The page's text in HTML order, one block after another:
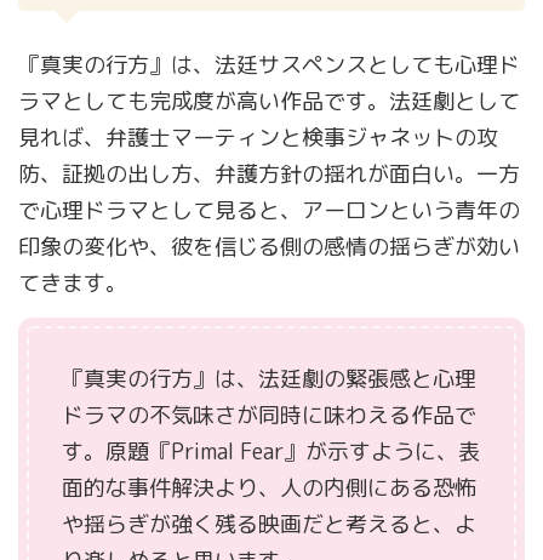
『真実の行方』は、法廷サスペンスとしても心理ド
ラマとしても完成度が高い作品です。法廷劇として
見れば、弁護士マーティンと検事ジャネットの攻
防、証拠の出し方、弁護方針の揺れが面白い。一方
で心理ドラマとして見ると、アーロンという青年の
印象の変化や、彼を信じる側の感情の揺らぎが効い
てきます。
『真実の行方』は、法廷劇の緊張感と心理
ドラマの不気味さが同時に味わえる作品で
す。原題『Primal Fear』が示すように、表
面的な事件解決より、人の内側にある恐怖
や揺らぎが強く残る映画だと考えると、よ